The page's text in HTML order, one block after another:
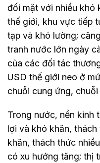
đối mặt với nhiều khó
thế giới, khu vực tiếp
tạp và khó lường;
tranh nước lớn ngày
của các đối tác
USD thế giới neo ở
chuỗi cung ứng, chuỗi
Trong nước, nền kinh
lợi và khó khăn,
khăn, thách thức
có xu hướng tăng; thị